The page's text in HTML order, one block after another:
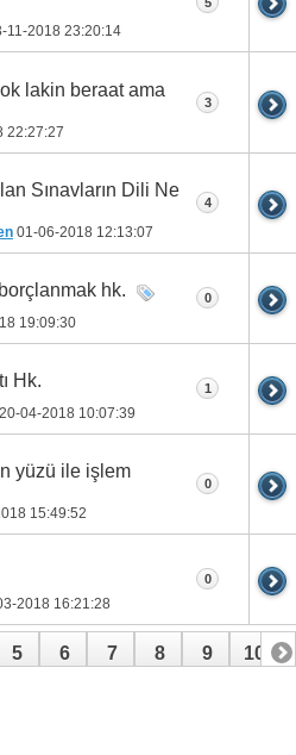
11-2018 23:20:14
lakin beraat ama
22:27:27
3
Sınavların Dili Ne
01-06-2018 12:13:07
4
hk.
19:09:30
0
Hk.
20-04-2018 10:07:39
1
yüzü ile işlem
15:49:52
0
2018 16:21:28
0
5 6 7 8 9 10